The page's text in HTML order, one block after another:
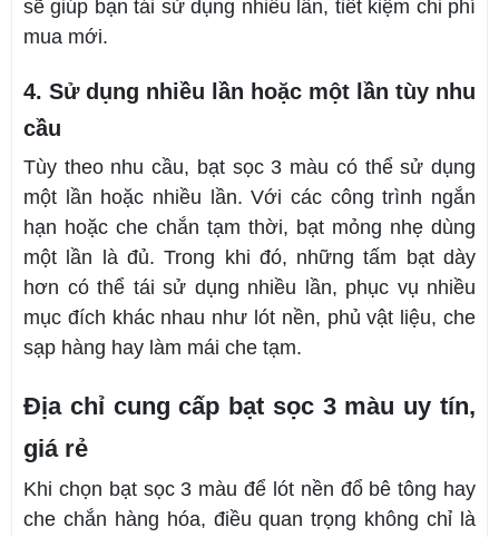
sẽ giúp bạn tái sử dụng nhiều lần, tiết kiệm chi phí
mua mới.
4. Sử dụng nhiều lần hoặc một lần tùy nhu
cầu
Tùy theo nhu cầu, bạt sọc 3 màu có thể sử dụng
một lần hoặc nhiều lần. Với các công trình ngắn
hạn hoặc che chắn tạm thời, bạt mỏng nhẹ dùng
một lần là đủ. Trong khi đó, những tấm bạt dày
hơn có thể tái sử dụng nhiều lần, phục vụ nhiều
mục đích khác nhau như lót nền, phủ vật liệu, che
sạp hàng hay làm mái che tạm.
Địa chỉ cung cấp bạt sọc 3 màu uy tín,
giá rẻ
Khi chọn bạt sọc 3 màu để lót nền đổ bê tông hay
che chắn hàng hóa, điều quan trọng không chỉ là